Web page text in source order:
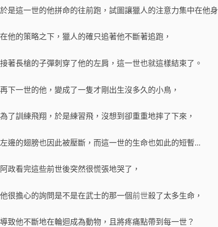
於是這一世的他拼命的往前跑，試圖讓獵人的注意力集中在他
在他的策略之下，獵人的確只追著他不斷著追跑，
接著長槍的子彈刺穿了他的左肩，這一世也就這樣結束了。
再下一世的他，變成了一隻才剛出生沒多久的小鳥，
為了訓練飛翔，於是練習飛，沒想到卻重重地摔了下來，
左邊的翅膀也因此被壓斷，而這一世的生命也如此的短暫…
阿政看完這些前世後突然很慌張地哭了，
他很擔心的詢問是不是在武士的那一個前世殺了太多生命，
導致他不斷地在輪迴成為動物，且將疼痛點帶到每一世？